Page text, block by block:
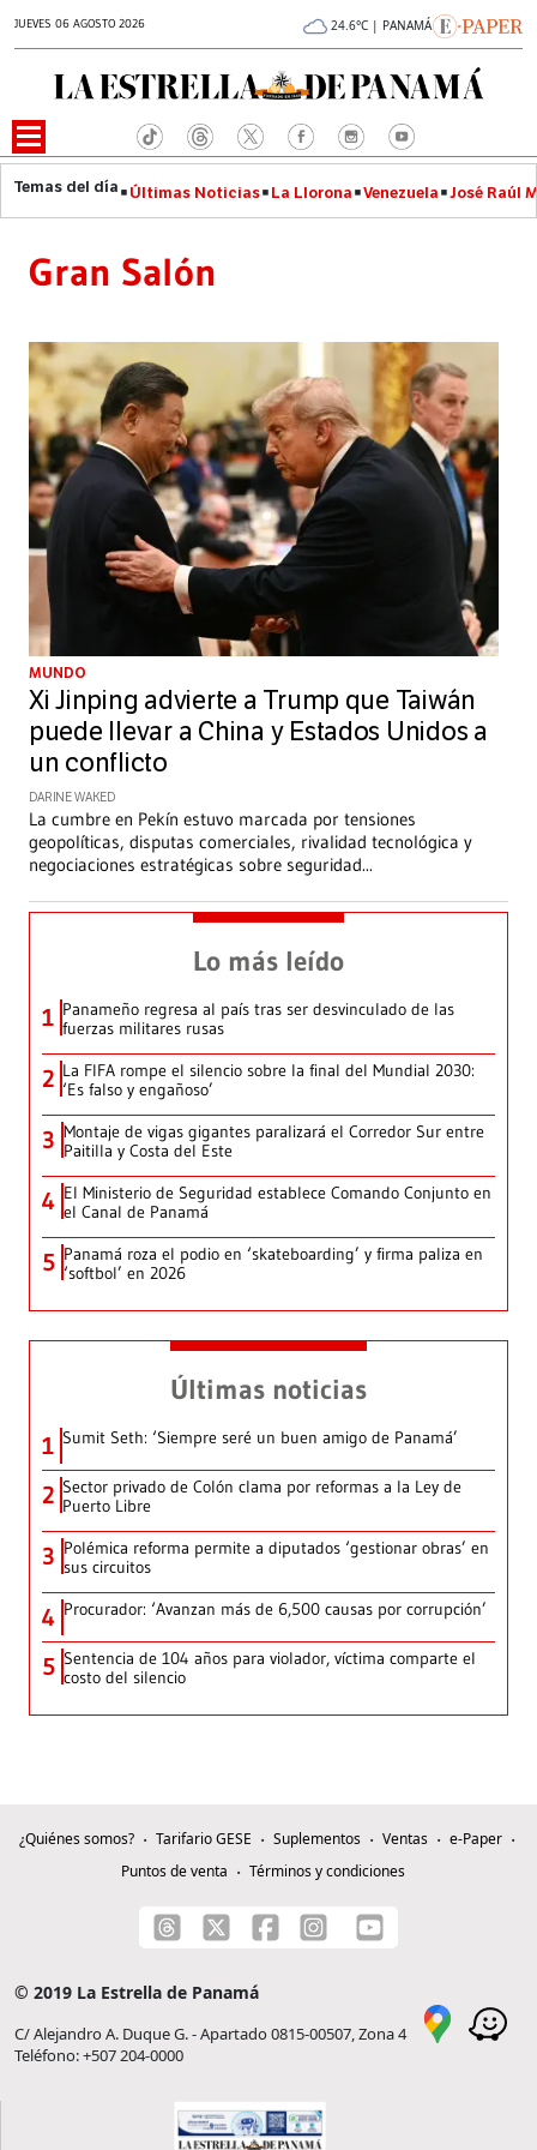
JUEVES 06 AGOSTO 2026 24.6°C | PANAMÁ
Últimas Noticias La Llorona Venezuela José Raúl
Gran Salón
MUNDO
Xi Jinping advierte a Trump que Taiwán
puede llevar a China y Estados Unidos a
un conflicto
DARINE WAKED
La cumbre en Pekín estuvo marcada por tensiones
geopolíticas, disputas comerciales, rivalidad tecnológica y
negociaciones estratégicas sobre seguridad...
Lo más leído
1 Panameño regresa al país tras ser desvinculado de las
fuerzas militares rusas
2 La FIFA rompe el silencio sobre la final del Mundial 2030:
‘Es falso y engañoso’
3 Montaje de vigas gigantes paralizará el Corredor Sur entre
Paitilla y Costa del Este
4 El Ministerio de Seguridad establece Comando Conjunto en
el Canal de Panamá
5 Panamá roza el podio en ‘skateboarding’ y firma paliza en
‘softbol’ en 2026
Últimas noticias
1 Sumit Seth: ‘Siempre seré un buen amigo de Panamá’
2 Sector privado de Colón clama por reformas a la Ley de
Puerto Libre
3 Polémica reforma permite a diputados ‘gestionar obras’ en
sus circuitos
4 Procurador: ‘Avanzan más de 6,500 causas por corrupción’
5 Sentencia de 104 años para violador, víctima comparte el
costo del silencio
¿Quiénes somos? Tarifario GESE Suplementos Ventas
e-Paper
Puntos de venta
Términos y condiciones
© 2019 La Estrella de Panamá
C/ Alejandro A. Duque G. - Apartado 0815-00507, Zona 4
Teléfono: +507 204-0000